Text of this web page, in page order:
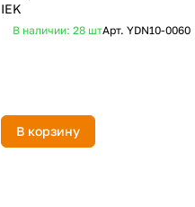
IEK
В наличии: 28 штАрт. YDN10-0060
В корзину